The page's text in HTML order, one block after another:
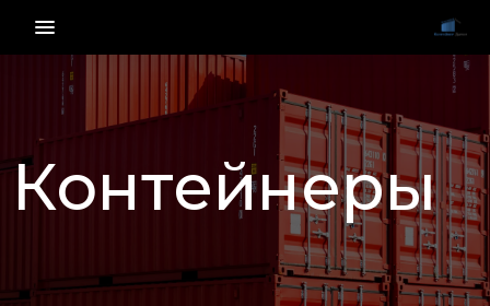
menu_vert
Контейнеры
НАЗАД ВПЕРЕД